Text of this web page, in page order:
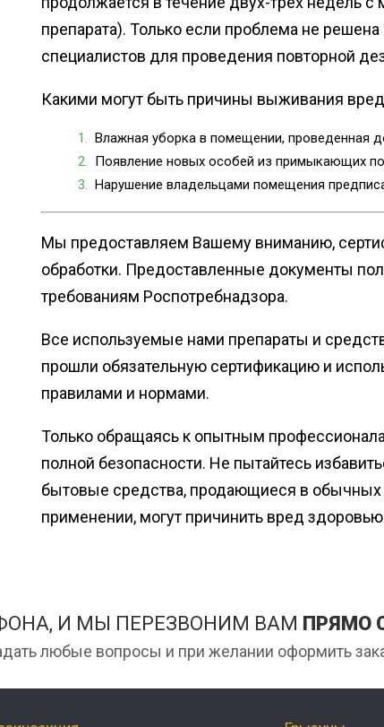
препарата). Только если проблема не
специалистов для проведения повторной
Какими могут быть причины выживания
Влажная уборка в помещении, проведенная
Появление новых особей из примыкающих
Нарушение владельцами помещения
Мы предоставляем Вашему вниманию,
обработки. Предоставленные документы
требованиям Роспотребнадзора.
Все используемые нами препараты и
прошли обязательную сертификацию и
правилами и нормами.
Только обращаясь к опытным
полной безопасности. Не пытайтесь
бытовые средства, продающиеся в
применении, могут причинить вред
И МЫ ПЕРЕЗВОНИМ ВАМ ПРЯМО
любые вопросы и при желании оформить